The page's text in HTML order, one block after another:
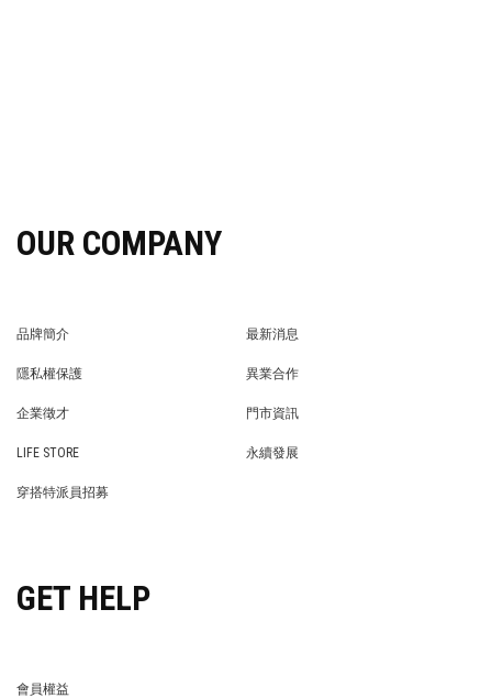
OUR COMPANY
品牌簡介
最新消息
隱私權保護
異業合作
企業徵才
門市資訊
LIFE STORE
永續發展
穿搭特派員招募
GET HELP
會員權益